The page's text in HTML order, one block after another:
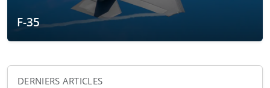
F-35
DERNIERS ARTICLES